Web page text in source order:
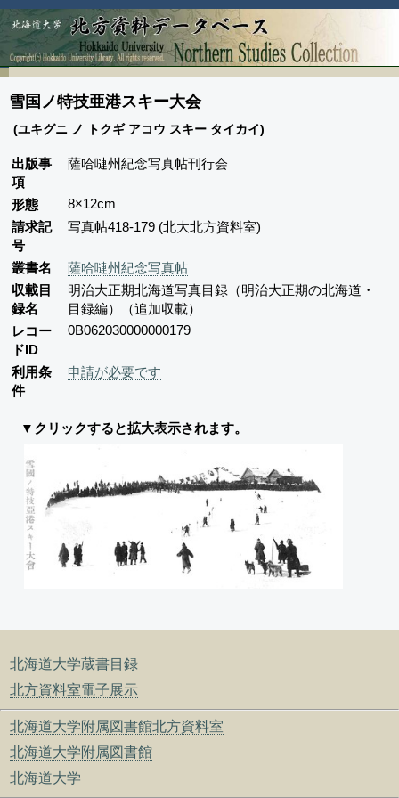
北海道大学蔵書目録
北方資料室電子展示
北海道大学附属図書館北方資料室
北海道大学附属図書館
北海道大学
雪国ノ特技亜港スキー大会
(ユキグニ ノ トクギ アコウ スキー タイカイ)
出版事
項
薩哈嗹州紀念写真帖刊行会
形態
8×12cm
請求記
号
写真帖418-179 (北大北方資料室)
叢書名
薩哈嗹州紀念写真帖
収載目
録名
明治大正期北海道写真目録（明治大正期の北海道・
目録編）（追加収載）
レコー
ドID
0B062030000000179
利用条
件
申請が必要です
▼クリックすると拡大表示されます。